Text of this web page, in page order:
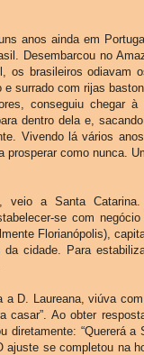
anos ainda em
Desembarcou no
os brasileiros odiavam
e surrado com rijas
conseguiu chegar
dentro dela e,
Vivendo lá vários
prosperar como nunca.
veio a Santa
se com
Florianópolis),
cidade. Para
a D. Laureana, viúva
casar”. Ao obter
diretamente: “Quererá
ajuste se completou na